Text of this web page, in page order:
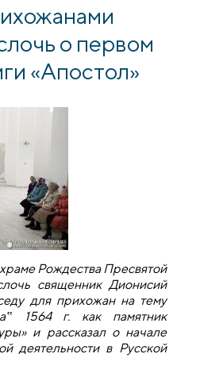
о первом
«Апостол»
Рождества Пресвятой
священник Дионисий
для прихожан на тему
1564 г. как памятник
и рассказал о начале
деятельности в Русской